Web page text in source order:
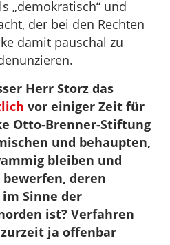
„demokratisch“ und
der bei den Rechten
damit pauschal zu
Herr Storz das
vor einiger Zeit für
Otto-Brenner-Stiftung
und behaupten,
bleiben und
deren
Sinne der
ist? Verfahren
ja offenbar